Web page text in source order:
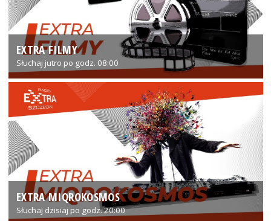
EXTRA FILMY
Słuchaj jutro po godz. 08:00
EXTRA MIQROKOSMOS
Słuchaj dzisiaj po godz. 20:00